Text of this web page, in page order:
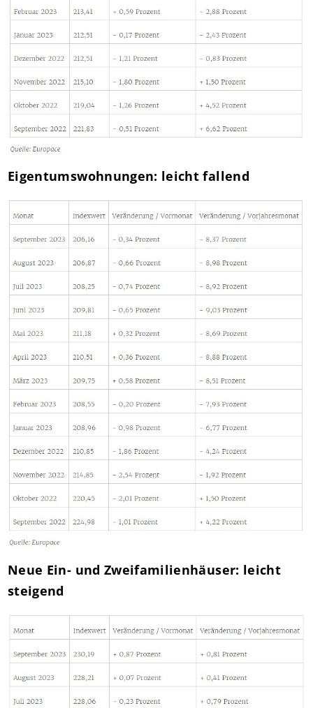
Eigentumswohnungen: leicht fallend
Neue Ein- und Zweifamilienhäuser: leicht
steigend